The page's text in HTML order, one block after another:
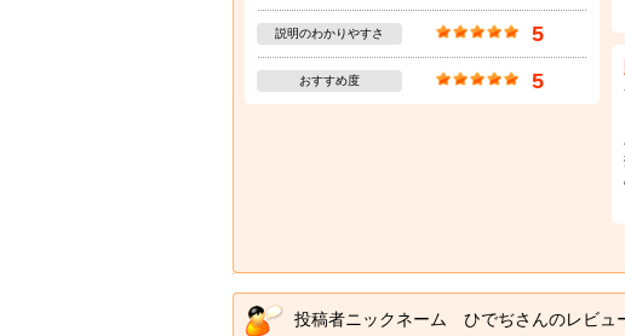
説明のわかりやすさ 5
おすすめ度 5
投稿者ニックネーム ひでぢさんのレビュ